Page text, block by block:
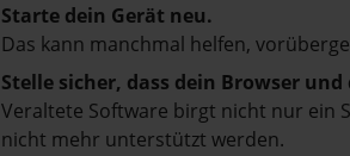
Starte dein Gerät neu.
Das kann manchmal helfen,
Stelle sicher, dass dein Browser
Veraltete Software birgt nicht nur ein
nicht mehr unterstützt werden.